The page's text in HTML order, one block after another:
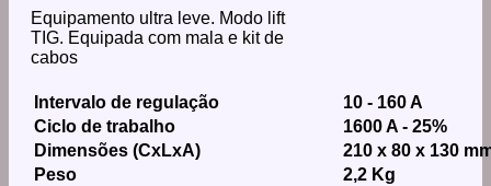
Equipamento ultra leve. Modo lift
TIG. Equipada com mala e kit de
cabos
Intervalo de regulação
10 - 160 A
Ciclo de trabalho
1600 A - 25%
Dimensões (CxLxA)
210 x 80 x 130
Peso
2,2 Kg